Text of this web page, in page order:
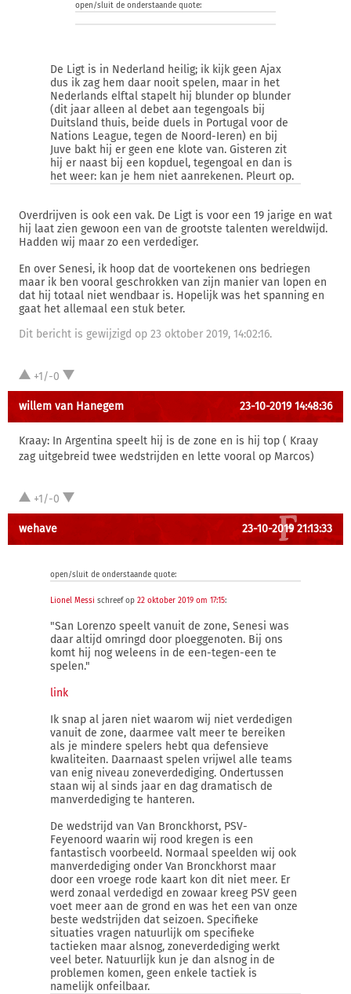
open/sluit de onderstaande quote:
De Ligt is in Nederland heilig; ik kijk geen Ajax
dus ik zag hem daar nooit spelen, maar in het
Nederlands elftal stapelt hij blunder op blunder
(dit jaar alleen al debet aan tegengoals bij
Duitsland thuis, beide duels in Portugal voor de
Nations League, tegen de Noord-Ieren) en bij
Juve bakt hij er geen ene klote van. Gisteren zit
hij er naast bij een kopduel, tegengoal en dan is
het weer: kan je hem niet aanrekenen. Pleurt op.
Overdrijven is ook een vak. De Ligt is voor een 19 jarige en wat
hij laat zien gewoon een van de grootste talenten wereldwijd.
Hadden wij maar zo een verdediger.
En over Senesi, ik hoop dat de voortekenen ons bedriegen
maar ik ben vooral geschrokken van zijn manier van lopen en
dat hij totaal niet wendbaar is. Hopelijk was het spanning en
gaat het allemaal een stuk beter.
Dit bericht is gewijzigd op 23 oktober 2019, 14:02:16.
+1/-0
willem van Hanegem 23-10-2019 14:48:36
Kraay: In Argentina speelt hij is de zone en is hij top ( Kraay
zag uitgebreid twee wedstrijden en lette vooral op Marcos)
+1/-0
wehave 23-10-2019 21:13:33
open/sluit de onderstaande quote:
Lionel Messi schreef op 22 oktober 2019 om 17:15:
"San Lorenzo speelt vanuit de zone, Senesi was
daar altijd omringd door ploeggenoten. Bij ons
komt hij nog weleens in de een-tegen-een te
spelen."
link
Ik snap al jaren niet waarom wij niet verdedigen
vanuit de zone, daarmee valt meer te bereiken
als je mindere spelers hebt qua defensieve
kwaliteiten. Daarnaast spelen vrijwel alle teams
van enig niveau zoneverdediging. Ondertussen
staan wij al sinds jaar en dag dramatisch de
manverdediging te hanteren.
De wedstrijd van Van Bronckhorst, PSV-
Feyenoord waarin wij rood kregen is een
fantastisch voorbeeld. Normaal speelden wij ook
manverdediging onder Van Bronckhorst maar
door een vroege rode kaart kon dit niet meer. Er
werd zonaal verdedigd en zowaar kreeg PSV geen
voet meer aan de grond en was het een van onze
beste wedstrijden dat seizoen. Specifieke
situaties vragen natuurlijk om specifieke
tactieken maar alsnog, zoneverdediging werkt
veel beter. Natuurlijk kun je dan alsnog in de
problemen komen, geen enkele tactiek is
namelijk onfeilbaar.